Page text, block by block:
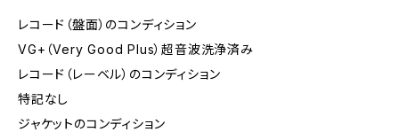
レコード（盤面）のコンディション
VG+（Very Good Plus）超音波洗浄済み
レコード（レーベル）のコンディション
特記なし
ジャケットのコンディション